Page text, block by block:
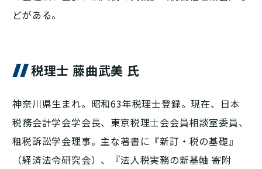
どがある。
税理士 藤曲武美 氏
神奈川県生まれ。昭和63年税理士登録。現在、日本
税務会計学会学会長、東京税理士会会員相談室委員、
租税訴訟学会理事。主な著書に『新訂・税の基礎』
（経済法令研究会）、『法人税実務の新基軸 寄附